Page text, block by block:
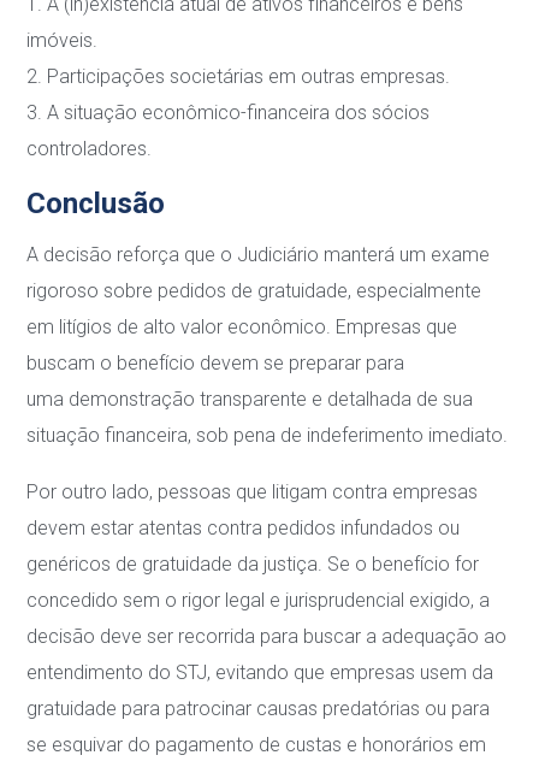
imóveis.
2. Participações societárias em outras empresas.
3. A situação econômico-financeira dos sócios
controladores.
Conclusão
A decisão reforça que o Judiciário manterá um exame
rigoroso sobre pedidos de gratuidade, especialmente
em litígios de alto valor econômico. Empresas que
buscam o benefício devem se preparar para
uma demonstração transparente e detalhada de sua
situação financeira, sob pena de indeferimento imediato.
Por outro lado, pessoas que litigam contra empresas
devem estar atentas contra pedidos infundados ou
genéricos de gratuidade da justiça. Se o benefício for
concedido sem o rigor legal e jurisprudencial exigido, a
decisão deve ser recorrida para buscar a adequação ao
entendimento do STJ, evitando que empresas usem da
gratuidade para patrocinar causas predatórias ou para
se esquivar do pagamento de custas e honorários em